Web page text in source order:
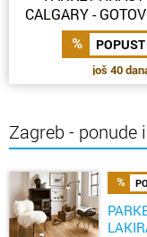
CALGARY -
PARKET
još 40
Zagreb - ponude